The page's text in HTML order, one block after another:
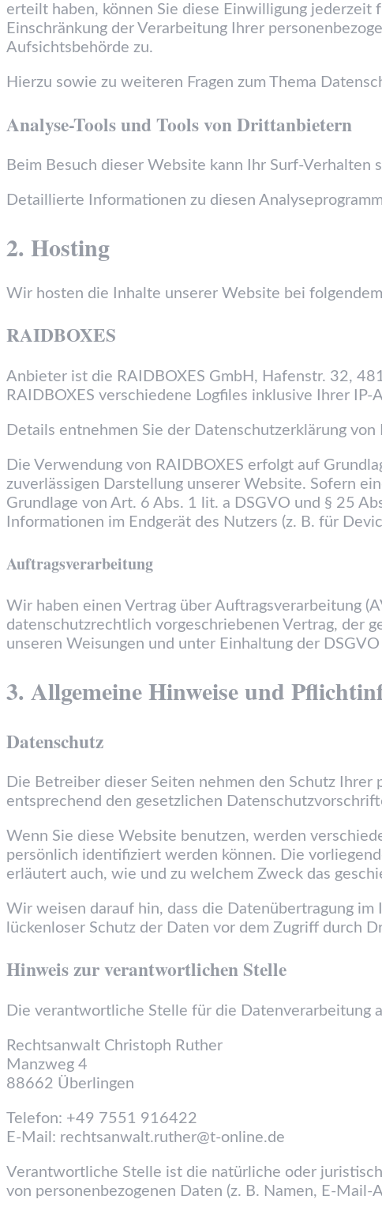
erteilt haben, können Sie diese Einwilligung
Einschränkung der Verarbeitung Ihrer
Aufsichtsbehörde zu.
Hierzu sowie zu weiteren Fragen zum Thema
Analyse-Tools und Tools von Dritt­anbietern
Beim Besuch dieser Website kann Ihr Surf-
Detaillierte Informationen zu diesen
2. Hosting
Wir hosten die Inhalte unserer Website bei
RAIDBOXES
Anbieter ist die RAIDBOXES GmbH, Hafenstr. 32,
RAIDBOXES verschiedene Logfiles inklusive Ihrer IP-
Details entnehmen Sie der Datenschutzerklärung von
Die Verwendung von RAIDBOXES erfolgt auf
zuverlässigen Darstellung unserer Website. Sofern
Grundlage von Art. 6 Abs. 1 lit. a DSGVO und § 25
Informationen im Endgerät des Nutzers (z. B. für
Auftragsverarbeitung
Wir haben einen Vertrag über Auftragsverarbeitung
datenschutzrechtlich vorgeschriebenen Vertrag, der
unseren Weisungen und unter Einhaltung der
3. Allgemeine Hinweise und
Datenschutz
Die Betreiber dieser Seiten nehmen den Schutz
entsprechend den gesetzlichen
Wenn Sie diese Website benutzen, werden
persönlich identifiziert werden können. Die
erläutert auch, wie und zu welchem Zweck das
Wir weisen darauf hin, dass die Datenübertragung
lückenloser Schutz der Daten vor dem Zugriff durch
Hinweis zur verantwortlichen Stelle
Die verantwortliche Stelle für die Datenverarbeitung
Rechtsanwalt Christoph Ruther
Manzweg 4
88662 Überlingen
Telefon: +49 7551 916422
E-Mail: rechtsanwalt.ruther@t-online.de
Verantwortliche Stelle ist die natürliche oder
von personenbezogenen Daten (z. B. Namen, E-Mail-